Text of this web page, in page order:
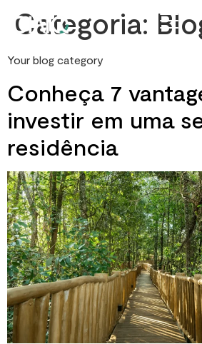
Categoria:
Your blog category
Conheça 7
investir em uma
residência